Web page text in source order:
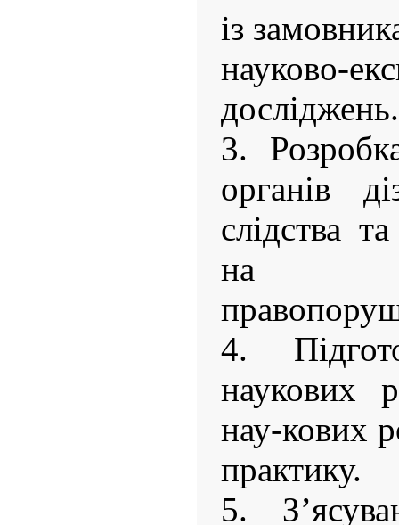
із
науково-
досліджень.
3.
органів
слідства
на
4.
наукових
нау-кових
практику.
5.